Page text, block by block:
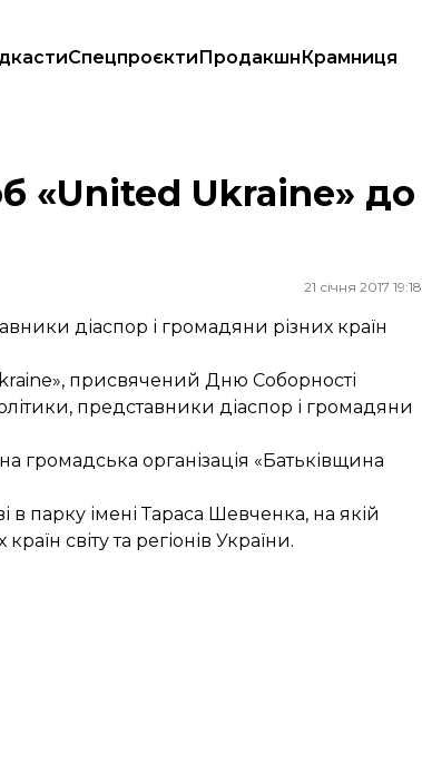
СпецпроєктиПродакшнКрамниця
«United Ukraine» до
21 січня 2017 19:18
діаспор і громадяни різних країн
присвячений Дню Соборності
представники діаспор і громадяни
громадська організація «Батьківщина
в парку імені Тараса Шевченка, на якій
світу та регіонів України.